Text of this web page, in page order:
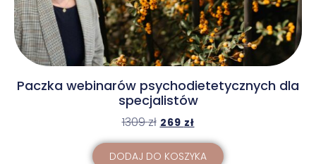
Paczka webinarów psychodietetycznych dla
specjalistów
1309zł 269 zł
DODAJ DO KOSZYKA